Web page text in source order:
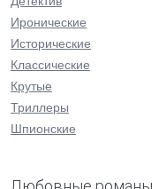
Иронические
Исторические
Классические
Крутые
Триллеры
Шпионские